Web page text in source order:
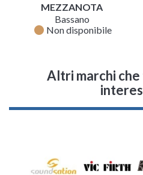
MEZZANOTA
Bassano
fiber_manual_record Non disponibile
Altri marchi